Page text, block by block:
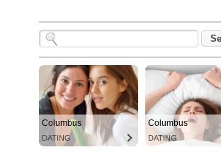
Columbus
DATING
Columbus
DATING